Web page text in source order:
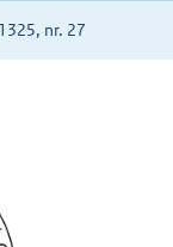
nr. 27